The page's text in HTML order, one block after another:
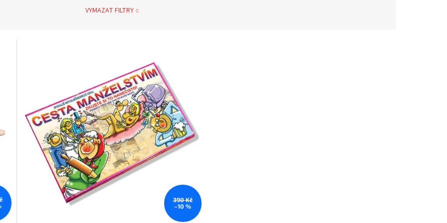
VYMAZAT FILTRY
390 Kč
–10 %